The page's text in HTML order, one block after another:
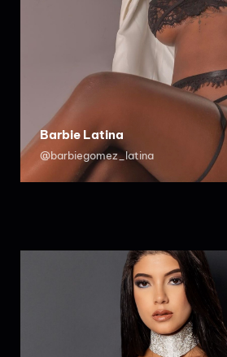
Barbie Latina
@barbiegomez_latina